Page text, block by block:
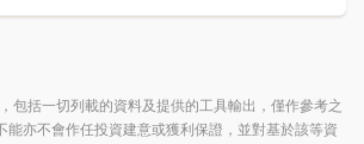
包括一切列載的資料及提供的工具輸出，僅作參考之
能亦不會作任投資建意或獲利保證，並對基於該等資